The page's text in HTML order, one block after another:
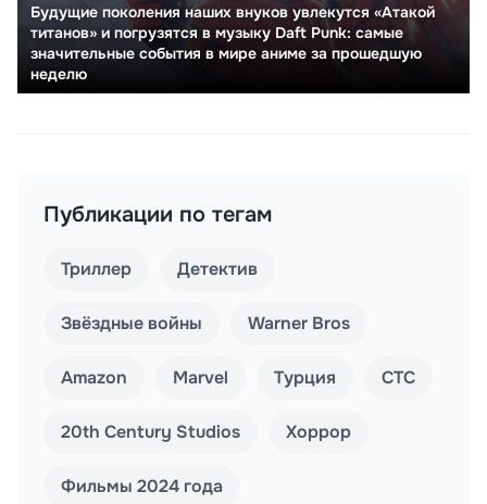
Будущие поколения наших внуков увлекутся «Атакой
титанов» и погрузятся в музыку Daft Punk: самые
значительные события в мире аниме за прошедшую
неделю
Публикации по тегам
Триллер Детектив
Звёздные войны Warner Bros
Amazon Marvel Турция СТС
20th Century Studios Хоррор
Фильмы 2024 года